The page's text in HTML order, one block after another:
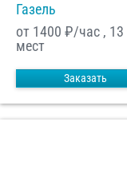
Газель
от 1400 ₽/час , 13
мест
Заказать